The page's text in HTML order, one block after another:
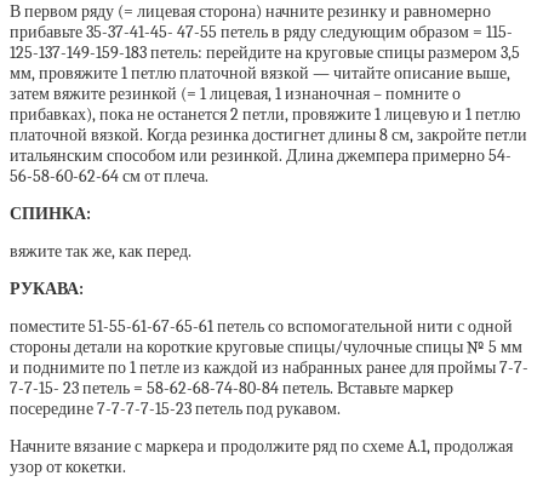
В первом ряду (= лицевая сторона) начните резинку и равномерно
прибавьте 35-37-41-45- 47-55 петель в ряду следующим образом = 115-
125-137-149-159-183 петель: перейдите на круговые спицы размером 3,5
мм, провяжите 1 петлю платочной вязкой — читайте описание выше,
затем вяжите резинкой (= 1 лицевая, 1 изнаночная – помните о
прибавках), пока не останется 2 петли, провяжите 1 лицевую и 1 петлю
платочной вязкой. Когда резинка достигнет длины 8 см, закройте петли
итальянским способом или резинкой. Длина джемпера примерно 54-
56-58-60-62-64 см от плеча.
СПИНКА:
вяжите так же, как перед.
РУКАВА:
поместите 51-55-61-67-65-61 петель со вспомогательной нити с одной
стороны детали на короткие круговые спицы/чулочные спицы № 5 мм
и поднимите по 1 петле из каждой из набранных ранее для проймы 7-7-
7-7-15- 23 петель = 58-62-68-74-80-84 петель. Вставьте маркер
посередине 7-7-7-7-15-23 петель под рукавом.
Начните вязание с маркера и продолжите ряд по схеме A.1, продолжая
узор от кокетки.